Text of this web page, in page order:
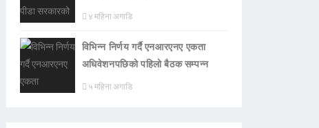
४ महिना अगाडि
विभिन्न निर्णय गर्दै एनआरएनए एकता
अधिवेशनपछिको पहिलो बैठक सम्पन्न
५ महिना अगाडि